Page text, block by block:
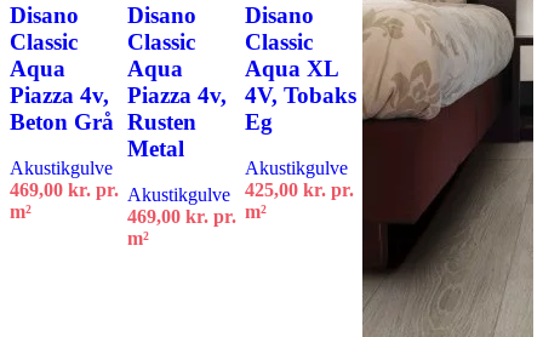
Disano
Classic
Aqua
Piazza 4v,
Beton Grå
Akustikgulve
469,00 kr. pr.
m²
Disano
Classic
Aqua
Piazza 4v,
Rusten
Metal
Akustikgulve
469,00 kr. pr.
m²
Disano
Classic
Aqua XL
4V, Tobaks
Eg
Akustikgulve
425,00 kr. pr.
m²